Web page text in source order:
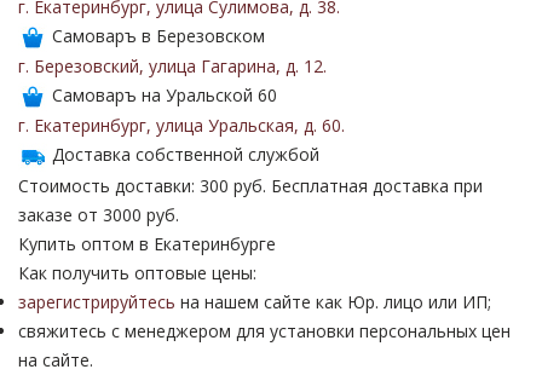
г. Екатеринбург, улица Сулимова, д. 38.
Самоваръ в Березовском
г. Березовский, улица Гагарина, д. 12.
Самоваръ на Уральской 60
г. Екатеринбург, улица Уральская, д. 60.
Доставка собственной службой
Стоимость доставки: 300 руб. Бесплатная доставка при
заказе от 3000 руб.
Купить оптом в Екатеринбурге
Как получить оптовые цены:
зарегистрируйтесь на нашем сайте как Юр. лицо или ИП;
свяжитесь с менеджером для установки персональных цен
на сайте.